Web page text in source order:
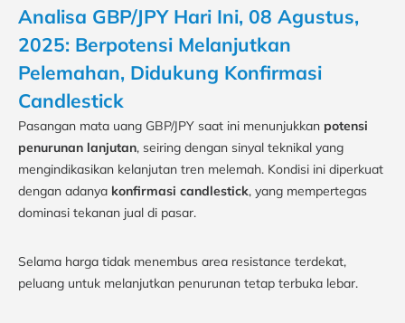
Analisa GBP/JPY Hari Ini, 08 Agustus,
2025: Berpotensi Melanjutkan
Pelemahan, Didukung Konfirmasi
Candlestick
Pasangan mata uang GBP/JPY saat ini menunjukkan potensi
penurunan lanjutan, seiring dengan sinyal teknikal yang
mengindikasikan kelanjutan tren melemah. Kondisi ini diperkuat
dengan adanya konfirmasi candlestick, yang mempertegas
dominasi tekanan jual di pasar.
Selama harga tidak menembus area resistance terdekat,
peluang untuk melanjutkan penurunan tetap terbuka lebar.